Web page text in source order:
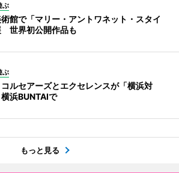
ぶ
館で「マリー・アントワネット・スタイ
世界初公開作品も
ぶ
コルセアーズとエクセレンスが「横浜対
浜BUNTAIで
もっと見る